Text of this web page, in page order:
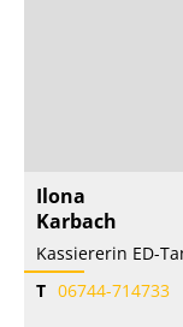
Ilona
Karbach
Kassiererin ED-
T 06744-714733